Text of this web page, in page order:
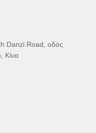
Danzi Road, οδός
Κίνα